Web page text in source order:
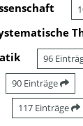
96
90 Einträge
117 Einträge